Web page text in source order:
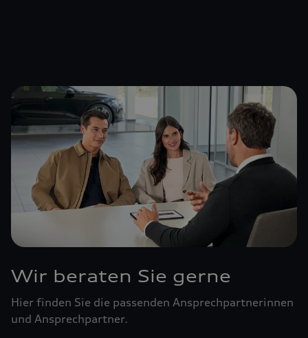
Wir beraten Sie gerne
Hier finden Sie die passenden Ansprechpartnerinnen
und Ansprechpartner.